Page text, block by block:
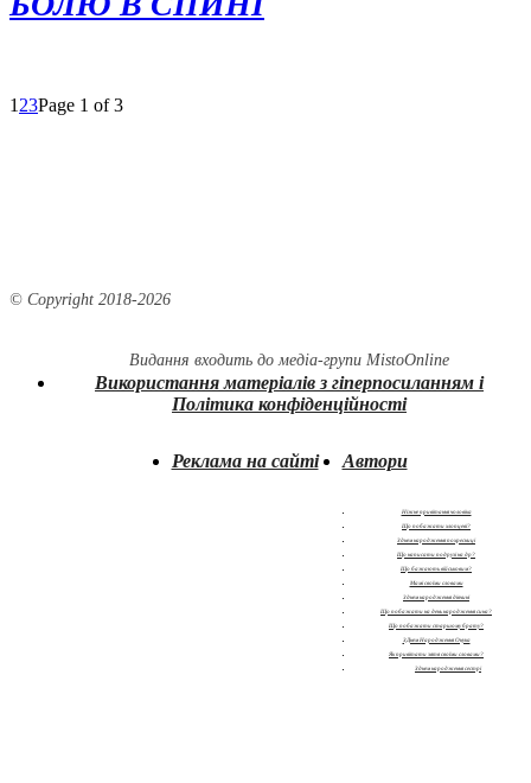
1 23Page 1 of 3
© Copyright 2018-2026
Видання входить до медіа-групи MistoOnline
Використання матеріалів з гіперпосиланням і
Політика конфіденційності
Реклама на сайті Автори
Ніжне привітання чоловіка
Що побажати хлопцеві?
З днем народження похресниці
Що написати подрузі на др?
Що бажають військовим?
Мамі своїми словами
З днем народження дівчині
Що побажати на день народження сина?
Що побажати старшому брату?
З Днем Народження Онука
Як привітати зятя своїми словами?
З днем народження сестрі